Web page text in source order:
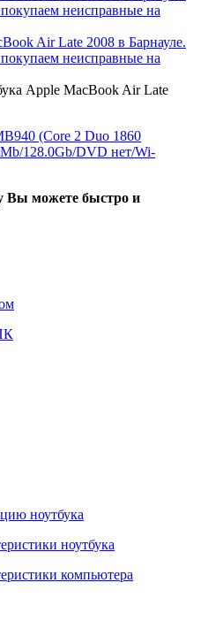
Apple MacBook Air Late
(Core 2 Duo 1860
128.0Gb/DVD нет/Wi-
можете быстро и
ноутбука
ноутбука
компьютера